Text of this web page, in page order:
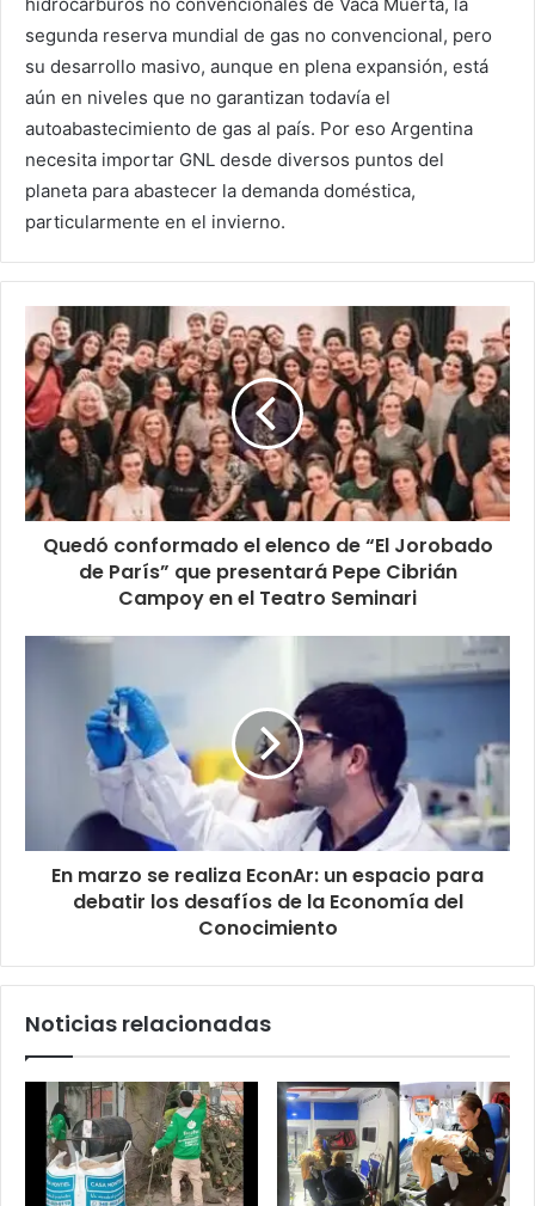
segunda reserva mundial de gas no convencional, pero
su desarrollo masivo, aunque en plena expansión, está
aún en niveles que no garantizan todavía el
autoabastecimiento de gas al país. Por eso Argentina
necesita importar GNL desde diversos puntos del
planeta para abastecer la demanda doméstica,
particularmente en el invierno.
Quedó conformado el elenco de “El Jorobado
de París” que presentará Pepe Cibrián
Campoy en el Teatro Seminari
En marzo se realiza EconAr: un espacio para
debatir los desafíos de la Economía del
Conocimiento
Noticias relacionadas